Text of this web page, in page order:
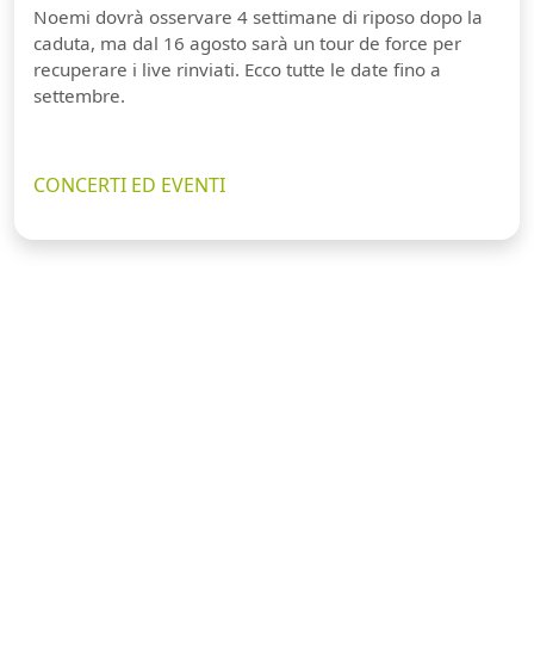
Noemi dovrà osservare 4 settimane di riposo dopo la
caduta, ma dal 16 agosto sarà un tour de force per
recuperare i live rinviati. Ecco tutte le date fino a
settembre.
CONCERTI ED EVENTI